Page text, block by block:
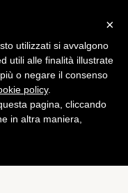
×
utilizzati si avvalgono
utili alle finalità illustrate
o negare il consenso
policy.
pagina, cliccando
in altra maniera,